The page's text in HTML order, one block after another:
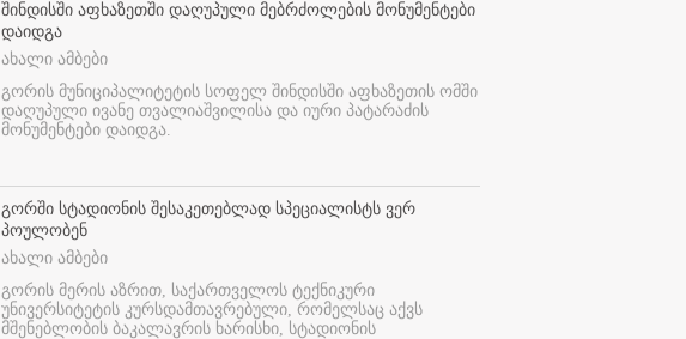
შინდისში აფხაზეთში დაღუპული მებრძოლების მონუმენტები
დაიდგა
ახალი ამბები
გორის მუნიციპალიტეტის სოფელ შინდისში აფხაზეთის ომში
დაღუპული ივანე თვალიაშვილისა და იური პატარაძის
მონუმენტები დაიდგა.
გორში სტადიონის შესაკეთებლად სპეციალისტს ვერ
პოულობენ
ახალი ამბები
გორის მერის აზრით, საქართველოს ტექნიკური
უნივერსიტეტის კურსდამთავრებული, რომელსაც აქვს
მშენებლობის ბაკალავრის ხარისხი, სტადიონის